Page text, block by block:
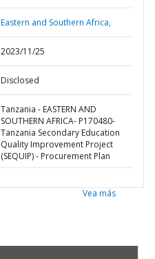
Eastern and Southern Africa,
2023/11/25
Disclosed
Tanzania - EASTERN AND
SOUTHERN AFRICA- P170480-
Tanzania Secondary Education
Quality Improvement Project
(SEQUIP) - Procurement Plan
Vea más